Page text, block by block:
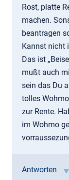
Rost, platte
machen.
beantragen
Kannst nicht
Das ist
mußt auch
sein das Du
tolles
zur Rente.
im Wohmo
Antworten